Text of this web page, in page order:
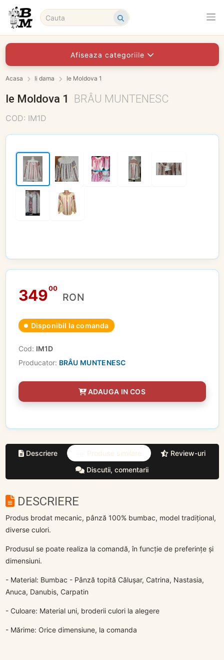
Afiseaza categoriile
Acasa Ii dama Ie Moldova 1
Ie Moldova 1 BRÂU MUNTENESC
COD: IM1D
34900
RON
Disponibil la comanda
Cod: IM1D
Producator: BRÂU MUNTENESC
ADAUGA IN COS
Descriere Produse similare
Review-uri
Discutii, comentarii
DESCRIERE
Produs brodat mecanic, pânză 100% bumbac, model tradițional,
diverse culori.
Produsul se poate realiza la comandă, în funcție de preferințe și
dimensiuni.
- Material: Bumbac - Pânză topită Călușar, Catrina, Nastasia,
Anuca, Danubis, Carpatin
- Culoare: Material uni, broderii culori la alegere
- Mărime: Orice dimensiune, la comanda